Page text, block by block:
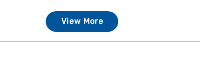
View More